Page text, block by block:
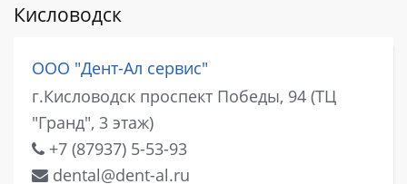
Кисловодск
ООО "Дент-Ал сервис"
г.Кисловодск проспект Победы, 94 (ТЦ
"Гранд", 3 этаж)
+7 (87937) 5-53-93
dental@dent-al.ru